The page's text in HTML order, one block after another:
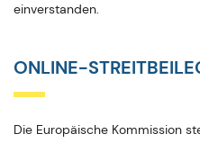
einverstanden.
ONLINE-
Die Europäische Kommission